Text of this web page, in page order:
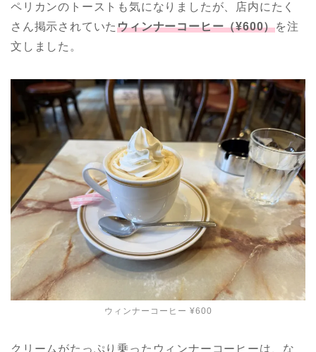
ペリカンのトーストも気になりましたが、店内にたく
さん掲示されていたウィンナーコーヒー（¥600）を注
文しました。
ウィンナーコーヒー ¥600
クリームがたっぷり乗ったウィンナーコーヒーは、な